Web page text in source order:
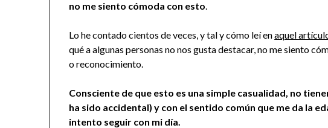
no me siento cómoda con esto
Lo he contado cientos de veces, y tal y cómo leí enaquel
qué a algunas personas no nos gusta destacar, no me siento
o reconocimiento.
Consciente de que esto es una simple casualidad, no
ha sido accidental) y con el sentido común que me da la
intento seguir con mi día.